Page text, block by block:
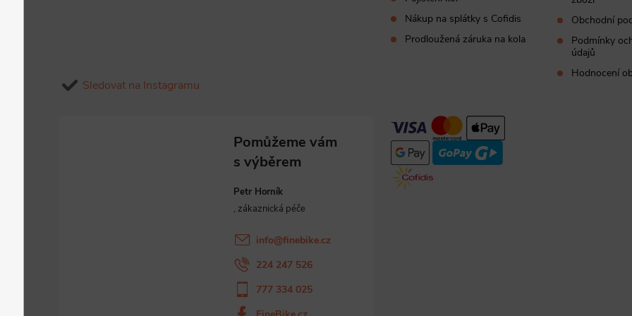
Sledovat na Instagramu
Nákup na splátky s Cofidis
Prodloužená záruka na kola
Obchodní
Podmínky
údajů
Hodnocení
Petr Horník
info@finebike.cz
224 247 526
777 334 025